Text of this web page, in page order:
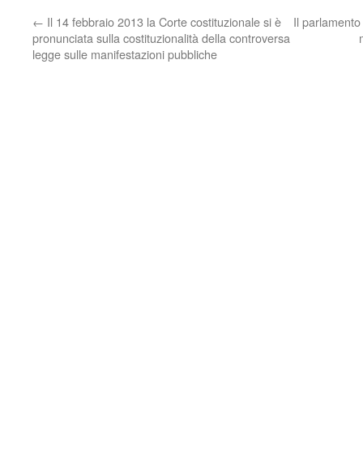
← Il 14 febbraio 2013 la Corte costituzionale si è
pronunciata sulla costituzionalità della controversa
legge sulle manifestazioni pubbliche
Il